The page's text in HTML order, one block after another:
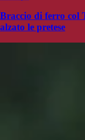
Braccio di ferro col
alzato le pretese